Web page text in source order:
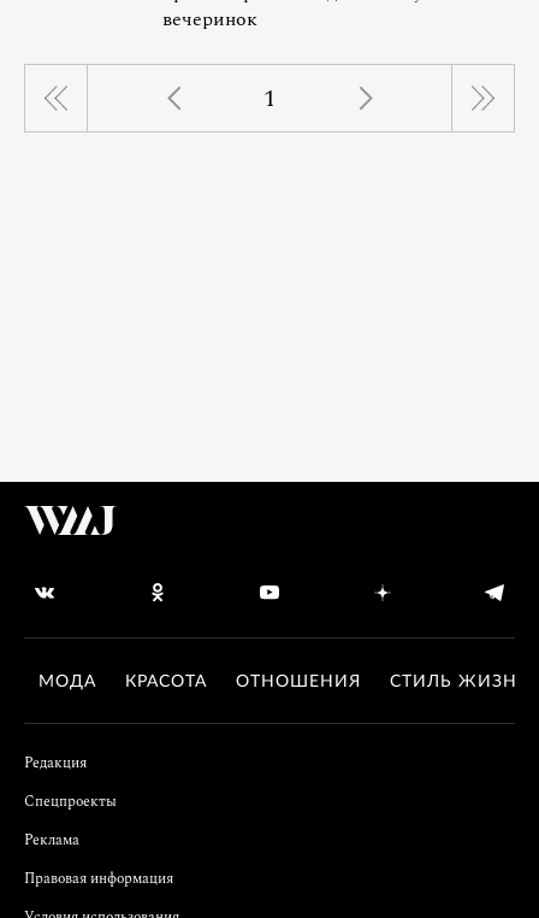
вечеринок
1
МОДА КРАСОТА ОТНОШЕНИЯ СТИЛЬ ЖИЗНИ
Редакция
Спецпроекты
Реклама
Правовая информация